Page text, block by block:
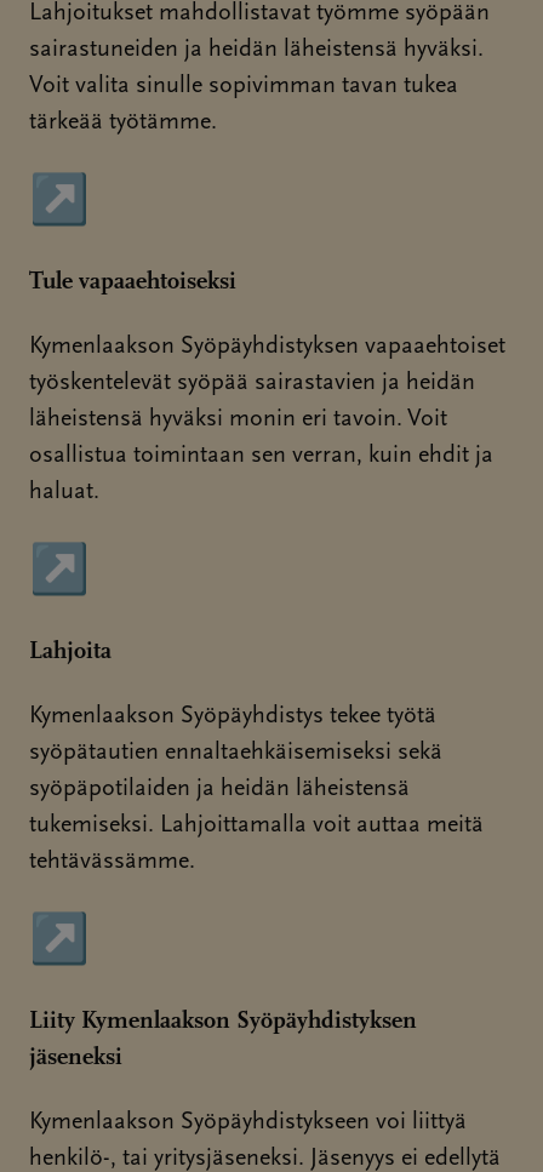
Lahjoitukset mahdollistavat työmme syöpään
sairastuneiden ja heidän läheistensä hyväksi.
Voit valita sinulle sopivimman tavan tukea
tärkeää työtämme.
Sivu avautuu uudessa ikkunassa
↗
Tule vapaaehtoiseksi
Kymenlaakson Syöpäyhdistyksen vapaaehtoiset
työskentelevät syöpää sairastavien ja heidän
läheistensä hyväksi monin eri tavoin. Voit
osallistua toimintaan sen verran, kuin ehdit ja
haluat.
Sivu avautuu uudessa ikkunassa
↗
Lahjoita
Kymenlaakson Syöpäyhdistys tekee työtä
syöpätautien ennaltaehkäisemiseksi sekä
syöpäpotilaiden ja heidän läheistensä
tukemiseksi. Lahjoittamalla voit auttaa meitä
tehtävässämme.
Sivu avautuu uudessa ikkunassa
↗
Liity Kymenlaakson Syöpäyhdistyksen
jäseneksi
Kymenlaakson Syöpäyhdistykseen voi liittyä
henkilö-, tai yritysjäseneksi. Jäsenyys ei edellytä